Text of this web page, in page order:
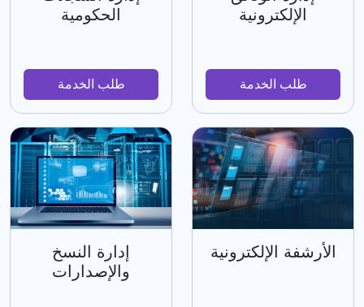
الإلكترونية
طلب الخدمة
الحكومية
طلب الخدمة
الأرشفة الإلكترونية
إدارة النسخ
والإصدارات